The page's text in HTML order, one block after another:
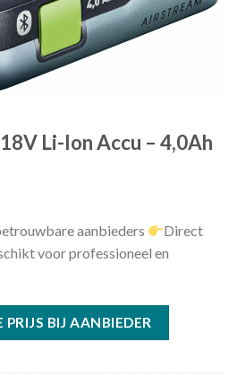
Li-Ion Accu – 4,0Ah
aanbieders
Direct
voor professioneel en
PRIJS BIJ AANBIEDER